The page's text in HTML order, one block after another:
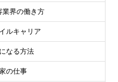
業界の働き方
ルキャリア
なる方法
の仕事